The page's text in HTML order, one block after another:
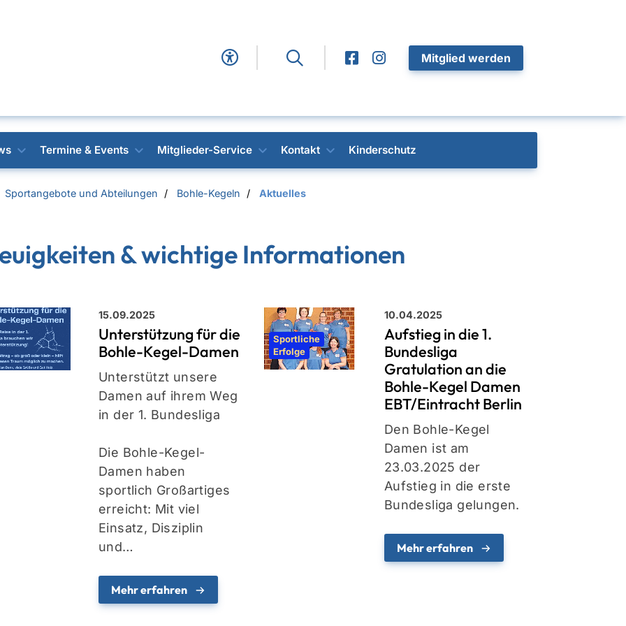
Mitglied werden
Termine & Events Mitglieder-Service Kontakt Kinderschutz
Sportangebote und Abteilungen Bohle-Kegeln Aktuelles
& wichtige Informationen
15.09.2025
Unterstützung für die
Bohle-Kegel-Damen
Unterstützt unsere
Damen auf ihrem Weg
in der 1. Bundesliga
Die Bohle-Kegel-
Damen haben
sportlich Großartiges
erreicht: Mit viel
Einsatz, Disziplin
und…
Mehr erfahren
Sportliche
Erfolge
10.04.2025
Aufstieg in die 1.
Bundesliga
Gratulation an die
Bohle-Kegel Damen
EBT/Eintracht Berlin
Den Bohle-Kegel
Damen ist am
23.03.2025 der
Aufstieg in die erste
Bundesliga gelungen.
Mehr erfahren
Ansprechpartner:innen
Satzung & Dokumente
Sportangebote finden
Unser Sportangebot
Mitglieder-Service
Downloads
Fragen & Antworten